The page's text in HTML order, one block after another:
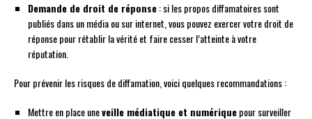
Demande de droit de réponse: si les propos diffamatoires sont
publiés dans un média ou sur internet, vous pouvez exercer votre droit de
réponse pour rétablir la vérité et faire cesser l’atteinte à votre
réputation.
Pour prévenir les risques de diffamation, voici quelques recommandations :
Mettre en place uneveille médiatique et numériquepour surveiller